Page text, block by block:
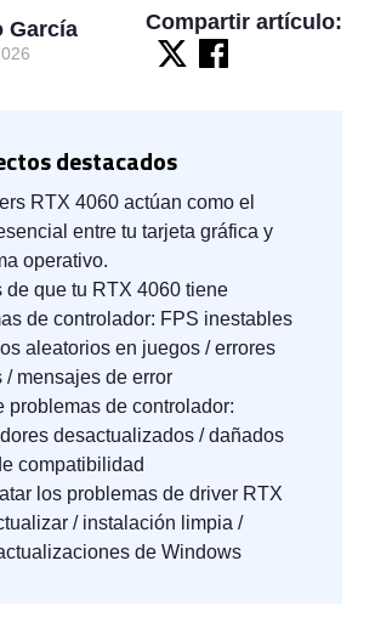
García Compartir artículo:
destacados
RTX 4060 actúan como el
entre tu tarjeta gráfica y
operativo.
de que tu RTX 4060 tiene
de controlador: FPS inestables
aleatorios en juegos / errores
/ mensajes de error
problemas de controlador:
desactualizados / dañados
compatibilidad
los problemas de driver RTX
/ instalación limpia /
de Windows